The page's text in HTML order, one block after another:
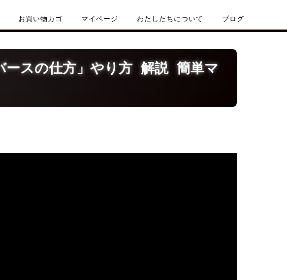
お買い物カゴ マイページ わたしたちについて ブログ
ースの仕方」やり方 解説 簡単マ